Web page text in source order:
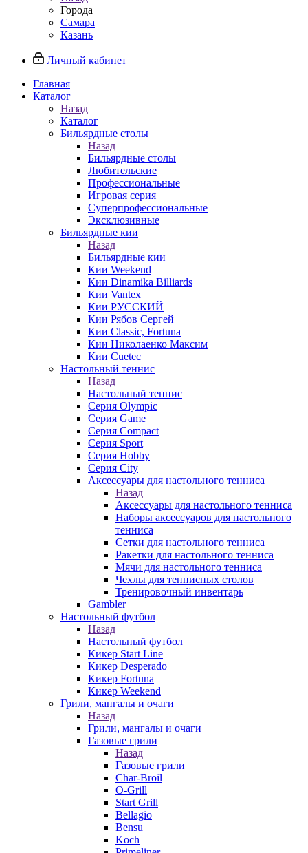
Города
Самара
Казань
Личный кабинет
Главная
Каталог
Назад
Каталог
Бильярдные столы
Назад
Бильярдные столы
Любительские
Профессиональные
Игровая серия
Суперпрофессиональные
Эксклюзивные
Бильярдные кии
Назад
Бильярдные кии
Кии Weekend
Кии Dinamika Billiards
Кии Vantex
Кии РУССКИЙ
Кии Рябов Сергей
Кии Classic, Fortuna
Кии Николаенко Максим
Кии Cuetec
Настольный теннис
Назад
Настольный теннис
Серия Olympic
Серия Game
Серия Compact
Серия Sport
Серия Hobby
Серия City
Аксессуары для настольного тенниса
Назад
Аксессуары для настольного тенниса
Наборы аксессуаров для настольного
тенниса
Сетки для настольного тенниса
Ракетки для настольного тенниса
Мячи для настольного тенниса
Чехлы для теннисных столов
Тренировочный инвентарь
Gambler
Настольный футбол
Назад
Настольный футбол
Кикер Start Line
Кикер Desperado
Кикер Fortuna
Кикер Weekend
Грили, мангалы и очаги
Назад
Грили, мангалы и очаги
Газовые грили
Назад
Газовые грили
Char-Broil
O-Grill
Start Grill
Bellagio
Bensu
Koch